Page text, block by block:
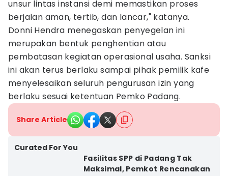
unsur lintas instansi demi memastikan proses
berjalan aman, tertib, dan lancar," katanya.
Donni Hendra menegaskan penyegelan ini
merupakan bentuk penghentian atau
pembatasan kegiatan operasional usaha. Sanksi
ini akan terus berlaku sampai pihak pemilik kafe
menyelesaikan seluruh pengurusan izin yang
berlaku sesuai ketentuan Pemko Padang.
Share Article
Curated For You
Fasilitas SPP di Padang Tak
Maksimal, Pemkot Rencanakan